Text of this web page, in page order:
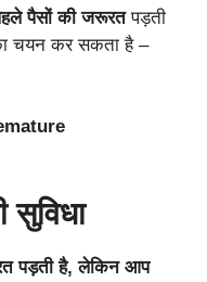
पैसों की जरूरतपड़ती
चयन कर सकता है –
सुविधा
पड़ती है, लेकिन आप